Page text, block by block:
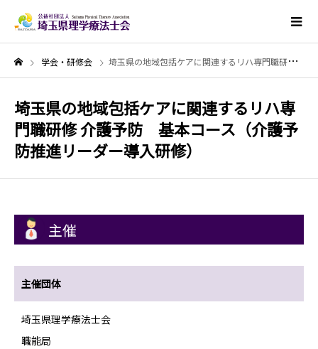
学会・研修会 埼玉県の地域包括ケアに関連するリハ専門職研修 介護予防 基本コース（介護予防推進リーダー導入研修）
埼玉県の地域包括ケアに関連するリハ専
門職研修 介護予防 基本コース（介護予
防推進リーダー導入研修）
主催
主催団体
埼玉県理学療法士会
職能局